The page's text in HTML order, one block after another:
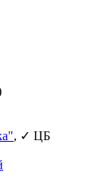
, ✓ ЦБ